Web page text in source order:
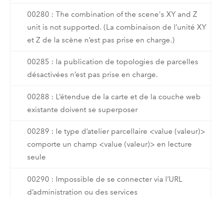
00280 : The combination of the scene's XY and Z
unit is not supported. (La combinaison de l’unité XY
et Z de la scène n’est pas prise en charge.)
00285 : la publication de topologies de parcelles
désactivées n’est pas prise en charge.
00288 : L’étendue de la carte et de la couche web
existante doivent se superposer
00289 : le type d’atelier parcellaire <value (valeur)>
comporte un champ <value (valeur)> en lecture
seule
00290 : Impossible de se connecter via l’URL
d’administration ou des services